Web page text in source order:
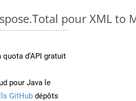
pour XML to
d’API gratuit
pour Java le
GitHub dépôts